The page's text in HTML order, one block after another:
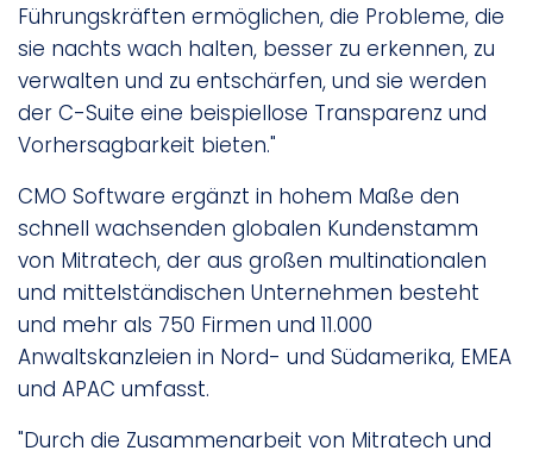
Führungskräften ermöglichen, die Probleme, die
sie nachts wach halten, besser zu erkennen, zu
verwalten und zu entschärfen, und sie werden
der C-Suite eine beispiellose Transparenz und
Vorhersagbarkeit bieten."
CMO Software ergänzt in hohem Maße den
schnell wachsenden globalen Kundenstamm
von Mitratech, der aus großen multinationalen
und mittelständischen Unternehmen besteht
und mehr als 750 Firmen und 11.000
Anwaltskanzleien in Nord- und Südamerika, EMEA
und APAC umfasst.
"Durch die Zusammenarbeit von Mitratech und